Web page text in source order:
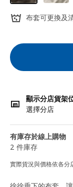
布套可更換及
顯示分店貨架
選擇分店
有庫存於線上購物
2 件庫存
實際貨況與價格依各分